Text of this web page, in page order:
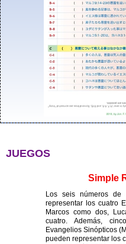
JUEGOS
Simple
Los seis números de
representar los cuatro
Marcos como dos,
cuatro. Además,
Evangelios Sinópticos
pueden representar los